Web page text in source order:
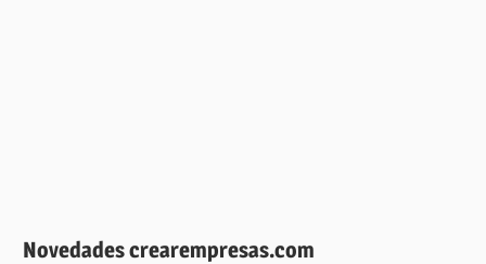
Novedades crearempresas.com